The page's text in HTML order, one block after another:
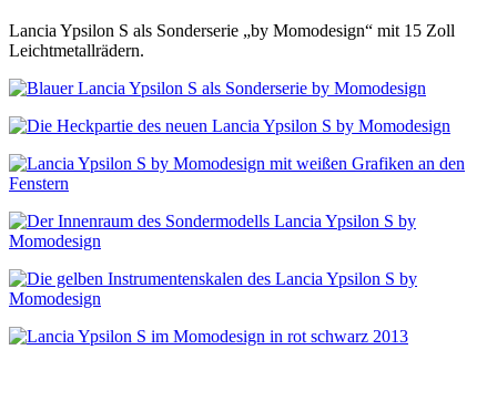
Lancia Ypsilon S als Sonderserie „by Momodesign“ mit 15 Zoll
Leichtmetallrädern.